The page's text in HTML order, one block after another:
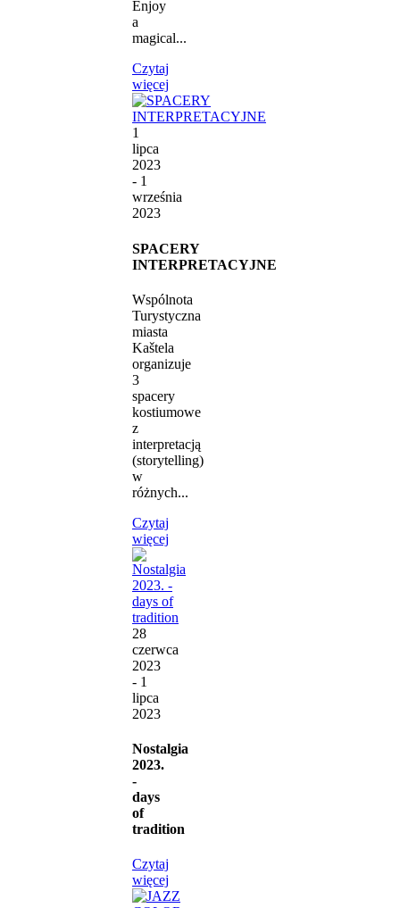
Enjoy
a
magical...
Czytaj
więcej
1
lipca
2023
- 1
września
2023
SPACERY
INTERPRETACYJNE
Wspólnota
Turystyczna
miasta
Kaštela
organizuje
3
spacery
kostiumowe
z
interpretacją
(storytelling)
w
różnych...
Czytaj
więcej
28
czerwca
2023
- 1
lipca
2023
Nostalgia
2023.
-
days
of
tradition
Czytaj
więcej